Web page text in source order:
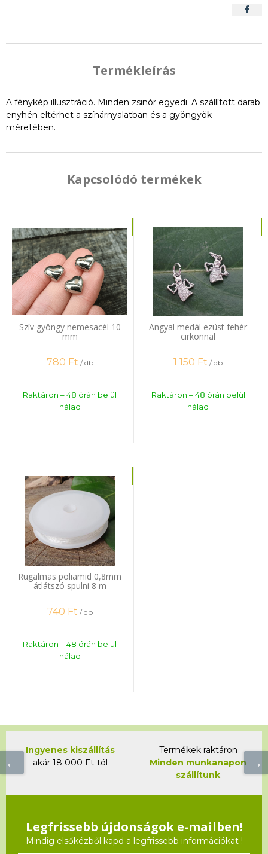
Termékleírás
A fénykép illusztráció. Minden zsinór egyedi. A szállított darab
enyhén eltérhet a színárnyalatban és a gyöngyök
méretében.
Kapcsolódó termékek
Szív gyöngy nemesacél 10
mm
780 Ft / db
Raktáron – 48 órán belül
nálad
Angyal medál ezüst fehér
cirkonnal
1 150 Ft / db
Raktáron – 48 órán belül
nálad
Rugalmas poliamid 0,8mm
átlátszó spulni 8 m
740 Ft / db
Raktáron – 48 órán belül
nálad
Ingyenes kiszállítás
akár 18 000 Ft-tól
Termékek raktáron
Minden munkanapon
szállítunk
Legfrissebb újdonságok e-mailben!
Mindig elsőkézből kapd a legfrissebb információkat !